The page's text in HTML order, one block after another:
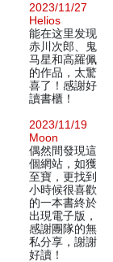
2023/11/27
Helios
能在这里发现
赤川次郎、鬼
马星和高羅佩
的作品，太驚
喜了！感謝好
讀書櫃！
2023/11/19
Moon
偶然間發現這
個網站，如獲
至寶，更找到
小時候很喜歡
的一本書終於
出現電子版，
感謝團隊的無
私分享，謝謝
好讀！